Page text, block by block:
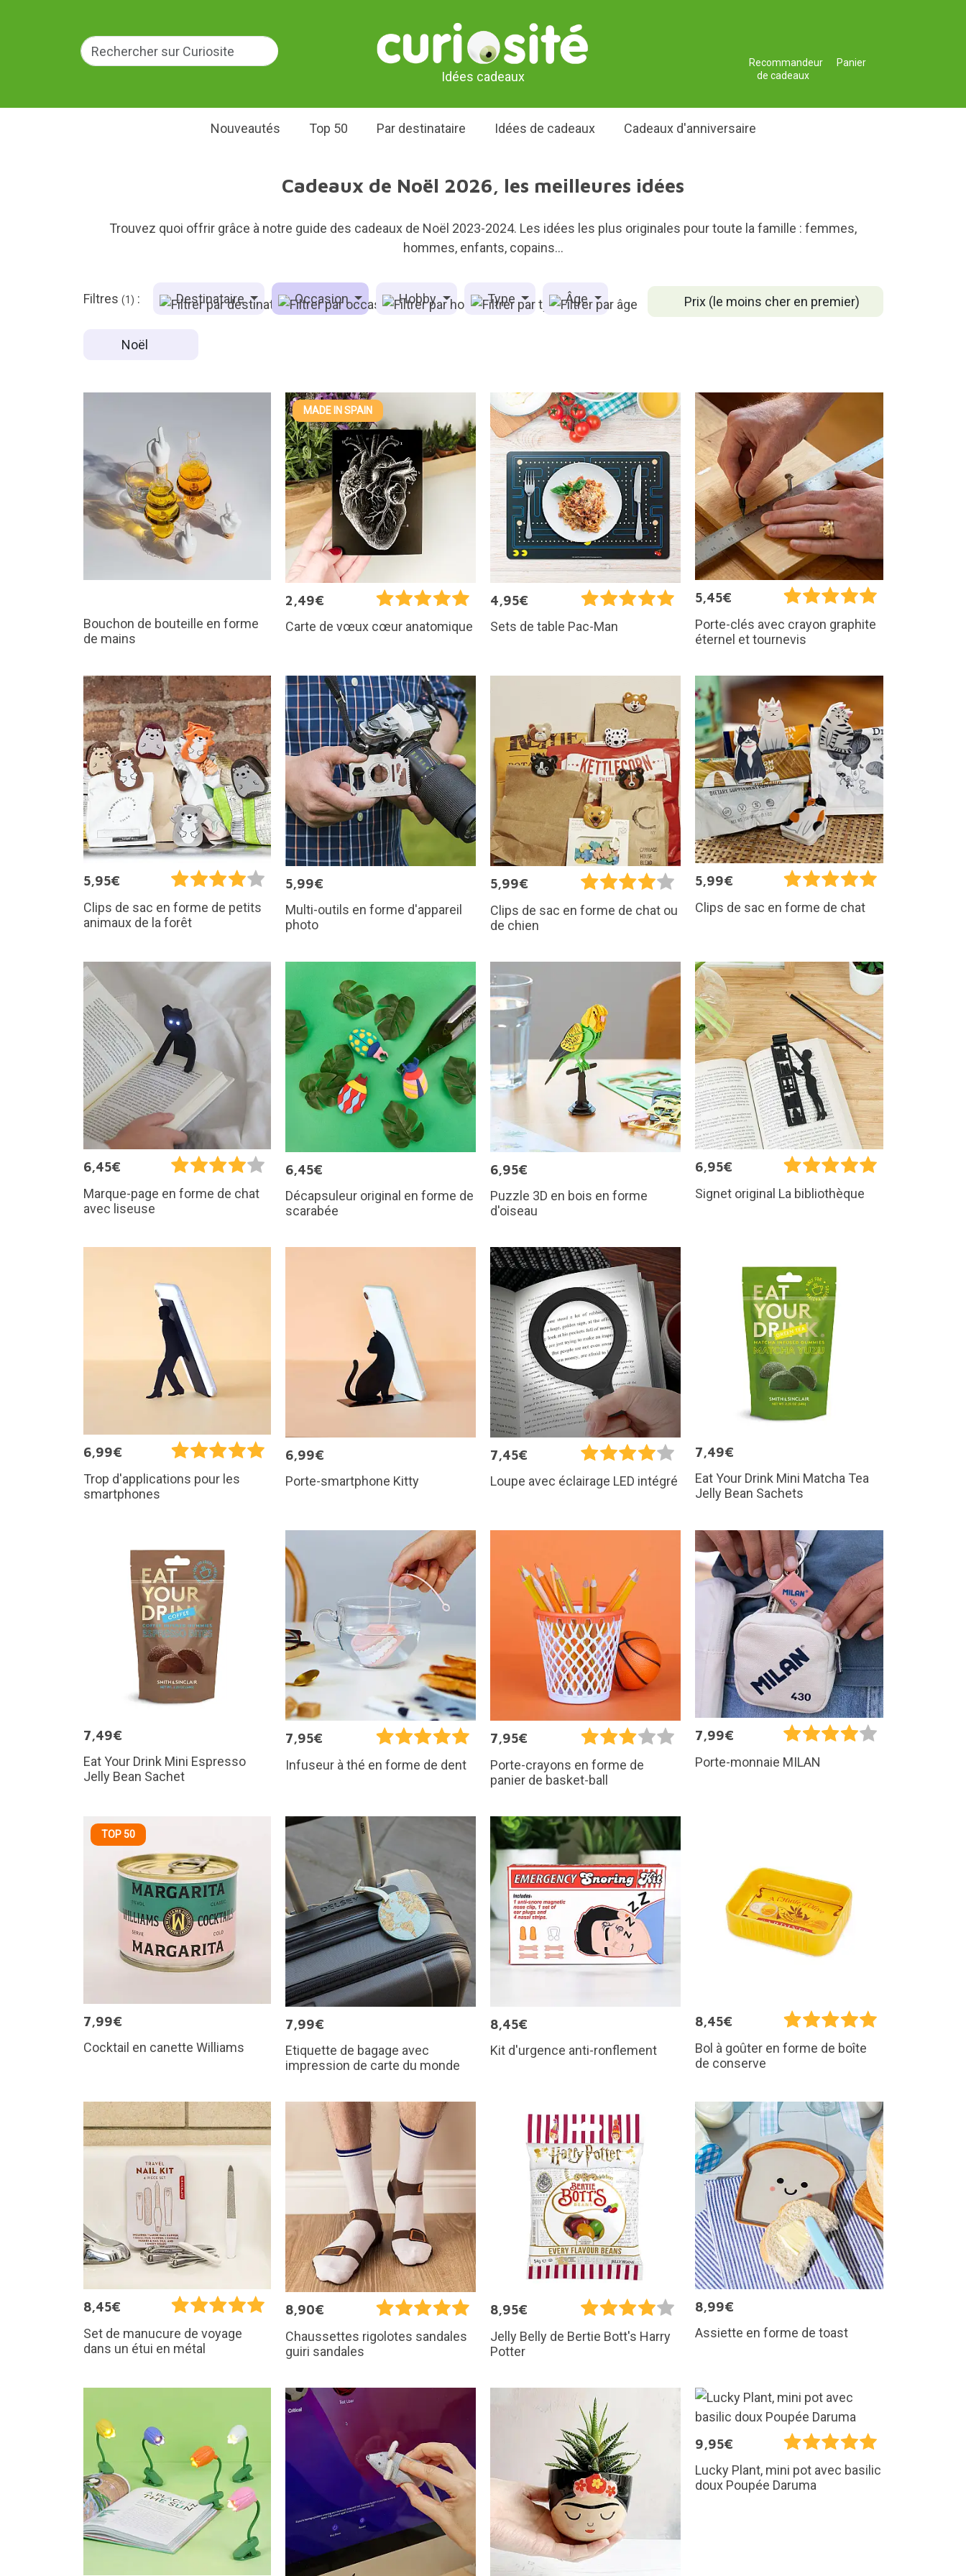
Idées cadeaux
Panier
Recommandeur
de cadeaux
Nouveautés Top 50 Par destinataire Idées de cadeaux Cadeaux d'anniversaire
Cadeaux de Noël 2026, les meilleures idées
Trouvez quoi offrir grâce à notre guide des cadeaux de Noël 2023-2024. Les idées les plus originales pour toute la famille : femmes,
hommes, enfants, copains...
Prix (le moins cher en premier)
Filtres (1) : Destinataire Occasion Hobby Type Âge
Noël
Bouchon de bouteille en forme
de mains
MADE IN SPAIN
2,49€
Carte de vœux cœur anatomique
4,95€
Sets de table Pac-Man
5,45€
Porte-clés avec crayon graphite
éternel et tournevis
5,95€
Clips de sac en forme de petits
animaux de la forêt
5,99€
Multi-outils en forme d'appareil
photo
5,99€
Clips de sac en forme de chat ou
de chien
5,99€
Clips de sac en forme de chat
6,45€
Marque-page en forme de chat
avec liseuse
6,45€
Décapsuleur original en forme de
scarabée
6,95€
Puzzle 3D en bois en forme
d'oiseau
6,95€
Signet original La bibliothèque
6,99€
Trop d'applications pour les
smartphones
6,99€
Porte-smartphone Kitty
7,45€
Loupe avec éclairage LED intégré
7,49€
Eat Your Drink Mini Matcha Tea
Jelly Bean Sachets
7,49€
Eat Your Drink Mini Espresso
Jelly Bean Sachet
7,95€
Infuseur à thé en forme de dent
7,95€
Porte-crayons en forme de
panier de basket-ball
7,99€
Porte-monnaie MILAN
TOP 50
7,99€
Cocktail en canette Williams
7,99€
Etiquette de bagage avec
impression de carte du monde
8,45€
Kit d'urgence anti-ronflement
8,45€
Bol à goûter en forme de boîte
de conserve
8,45€
Set de manucure de voyage
dans un étui en métal
8,90€
Chaussettes rigolotes sandales
guiri sandales
8,95€
Jelly Belly de Bertie Bott's Harry
Potter
8,99€
Assiette en forme de toast
9,95€
Lucky Plant, mini pot avec basilic
doux Poupée Daruma